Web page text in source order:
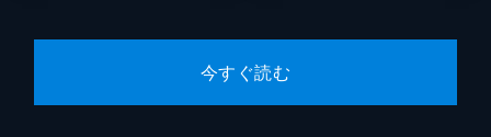
今すぐ読む